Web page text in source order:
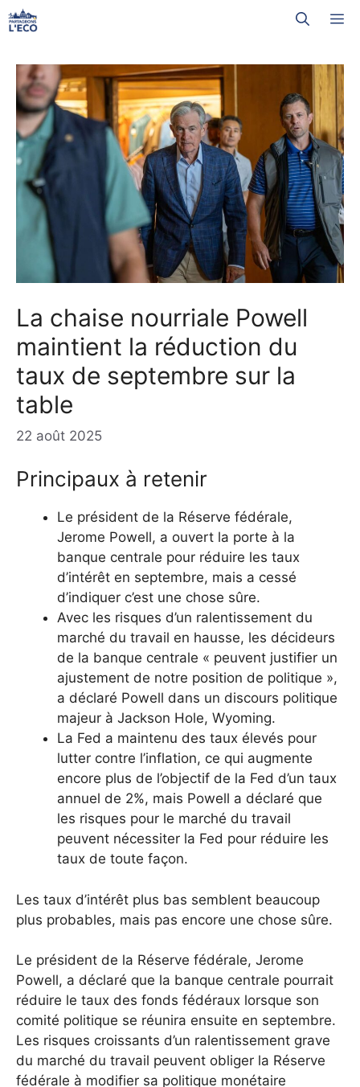
Aller
au
La chaise nourriale Powell
maintient la réduction du
taux de septembre sur la
table
22 août 2025
Principaux à retenir
Le président de la Réserve fédérale,
Jerome Powell, a ouvert la porte à la
banque centrale pour réduire les taux
d’intérêt en septembre, mais a cessé
d’indiquer c’est une chose sûre.
Avec les risques d’un ralentissement du
marché du travail en hausse, les décideurs
de la banque centrale « peuvent justifier un
ajustement de notre position de politique »,
a déclaré Powell dans un discours politique
majeur à Jackson Hole, Wyoming.
La Fed a maintenu des taux élevés pour
lutter contre l’inflation, ce qui augmente
encore plus de l’objectif de la Fed d’un taux
annuel de 2%, mais Powell a déclaré que
les risques pour le marché du travail
peuvent nécessiter la Fed pour réduire les
taux de toute façon.
Les taux d’intérêt plus bas semblent beaucoup
plus probables, mais pas encore une chose sûre.
Le président de la Réserve fédérale, Jerome
Powell, a déclaré que la banque centrale pourrait
réduire le taux des fonds fédéraux lorsque son
comité politique se réunira ensuite en septembre.
Les risques croissants d’un ralentissement grave
du marché du travail peuvent obliger la Réserve
fédérale à modifier sa politique monétaire